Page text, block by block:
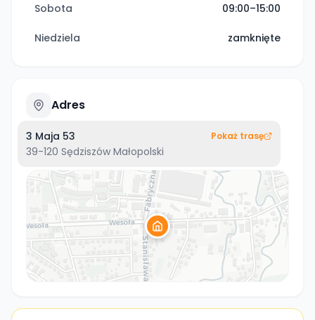
Sobota 09:00–15:00
Niedziela zamknięte
Adres
3 Maja 53
39-120 Sędziszów Małopolski
Pokaż trasę